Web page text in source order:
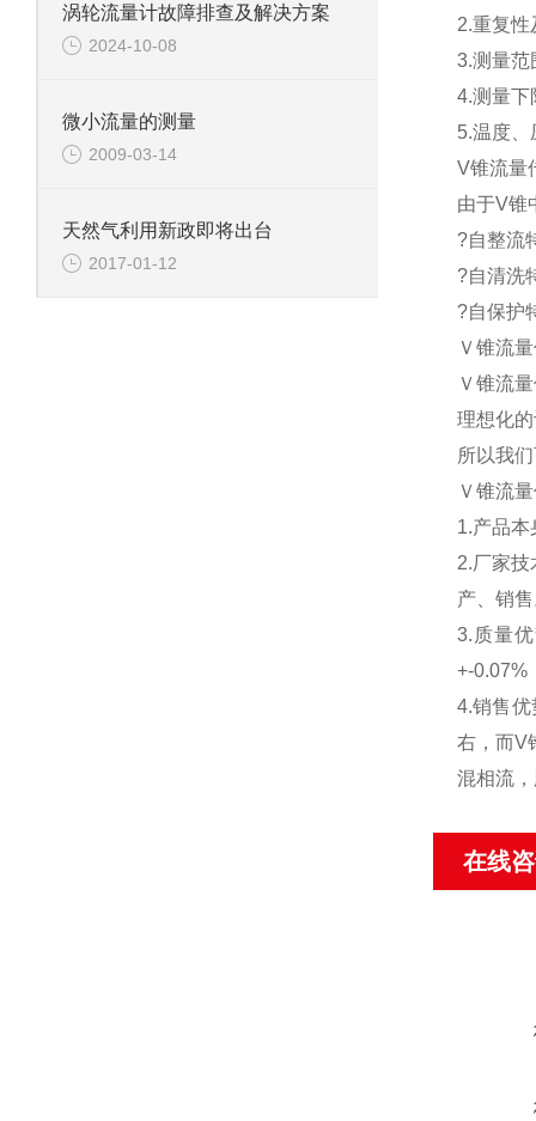
涡轮流量计故障排查及解决方案
2024-10-08
微小流量的测量
2009-03-14
天然气利用新政即将出台
2017-01-12
2.重复性
3.测量范
4.测量下
5.温度
V锥流量
由于V锥
?自整流
?自清洗
?自保护
Ｖ锥流
Ｖ锥流
理想化
所以我
Ｖ锥流
1.产品
2.厂家
产、销
3.质量
+-0.07%
4.销售
右，而V
混相流
在线